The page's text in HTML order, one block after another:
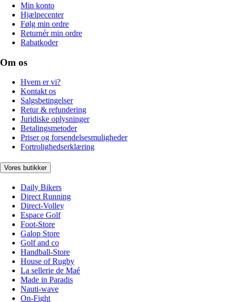
Min konto
Hjælpecenter
Følg min ordre
Returnér min ordre
Rabatkoder
Om os
Hvem er vi?
Kontakt os
Salgsbetingelser
Retur & refundering
Juridiske oplysninger
Betalingsmetoder
Priser og forsendelsesmuligheder
Fortrolighedserklæring
Vores butikker
Daily Bikers
Direct Running
Direct-Volley
Espace Golf
Foot-Store
Galop Store
Golf and co
Handball-Store
House of Rugby
La sellerie de Maé
Made in Paradis
Nauti-wave
On-Fight